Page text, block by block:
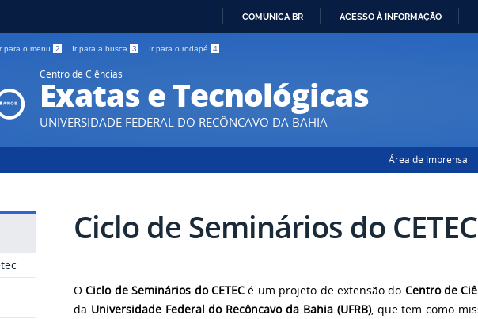
CONTEÚDO
COMUNICA BR ACESSO À INFORMAÇÃO
para o menu 2 Ir para a busca 3 Ir para o rodapé 4
Centro de Ciências
Exatas e Tecnológicas
UNIVERSIDADE FEDERAL DO RECÔNCAVO DA BAHIA
Área de Imprensa
Ciclo de Seminários do CETEC
OCiclo de Seminários do CETECé um projeto de extensão do Centro de
da Universidade Federal do Recôncavo da Bahia (UFRB), que tem como